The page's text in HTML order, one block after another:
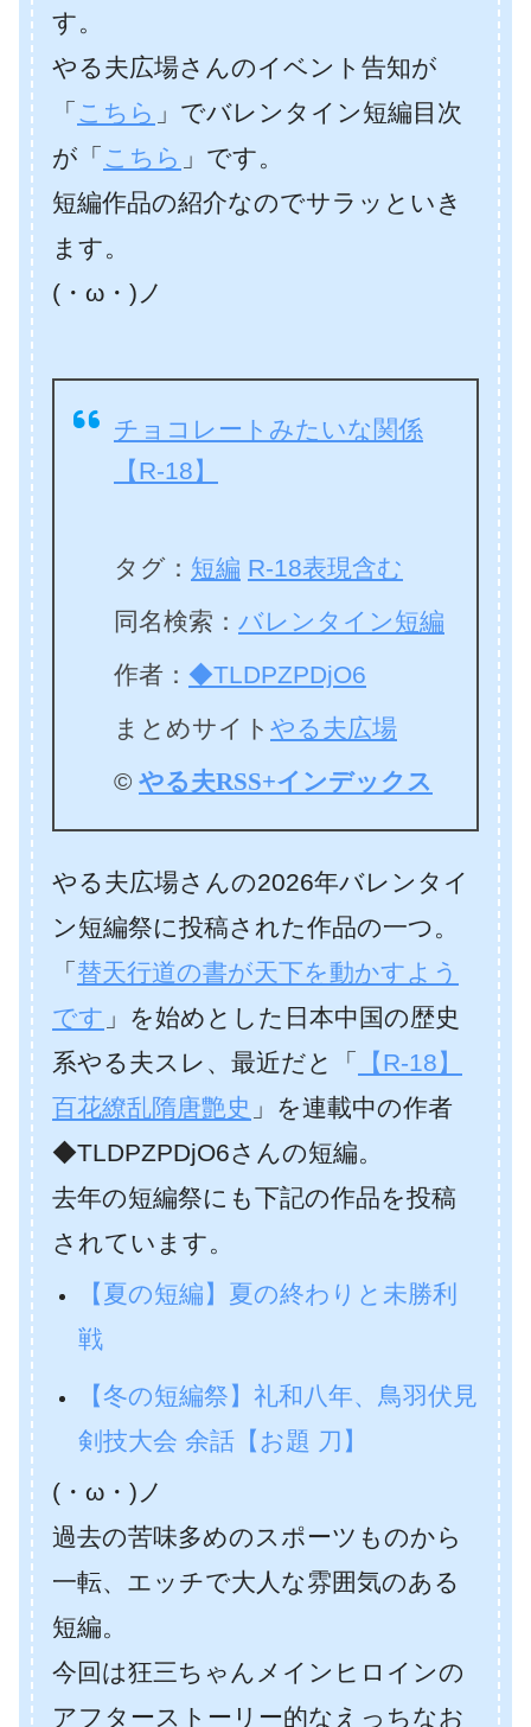
す。
やる夫広場さんのイベント告知が
「 こちら 」でバレンタイン短編目次
が「 こちら 」です。
短編作品の紹介なのでサラッといき
ます。
(・ω・)ノ
チョコレートみたいな関係
【R-18】
タグ： 短編 R-18表現含む
同名検索： バレンタイン短編
作者： ◆TLDPZPDjO6
まとめサイト やる夫広場
© やる夫RSS+インデックス
やる夫広場さんの2026年バレンタイ
ン短編祭に投稿された作品の一つ。
「 替天行道の書が天下を動かすよう
です 」を始めとした日本中国の歴史
系やる夫スレ、最近だと「
【R-18】
百花繚乱隋唐艶史 」を連載中の作者
◆TLDPZPDjO6さんの短編。
去年の短編祭にも下記の作品を投稿
されています。
【夏の短編】夏の終わりと未勝利
戦
【冬の短編祭】礼和八年、鳥羽伏見
剣技大会 余話【お題 刀】
(・ω・)ノ
過去の苦味多めのスポーツものから
一転、エッチで大人な雰囲気のある
短編。
今回は狂三ちゃんメインヒロインの
アフターストーリー的なえっちなお